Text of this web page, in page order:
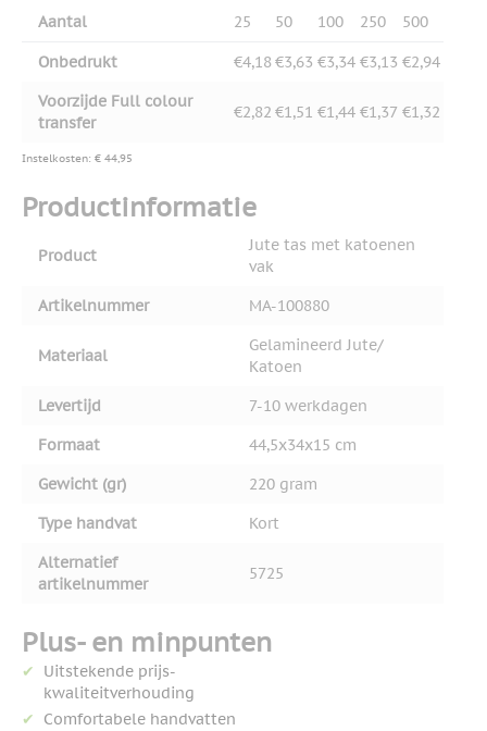
Aantal 25 50 100 250 500
Onbedrukt €4,18 €3,63 €3,34 €3,13 €2,94
Voorzijde Full colour
transfer
€2,82 €1,51 €1,44 €1,37 €1,32
Instelkosten: € 44,95
Productinformatie
Product
Jute tas met katoenen
vak
Artikelnummer
MA-100880
Materiaal
Gelamineerd Jute/
Katoen
Levertijd
7-10 werkdagen
Formaat
44,5x34x15 cm
Gewicht (gr)
220 gram
Type handvat
Kort
Alternatief
artikelnummer
5725
Plus- en minpunten
Uitstekende prijs-
kwaliteitverhouding
Comfortabele handvatten